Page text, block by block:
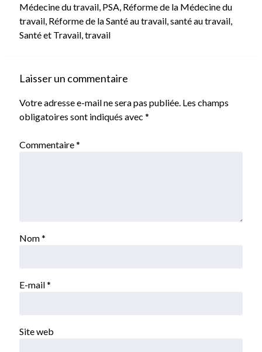
Médecine du travail, PSA Réforme de la Médecine du
travail, Réforme de la Santé au travail, santé au travail,
Santé et Travail, travail
Laisser un commentaire
Votre adresse e-mail ne sera pas publiée. Les champs
obligatoires sont indiqués avec *
Commentaire*
Nom*
E-mail*
Site web